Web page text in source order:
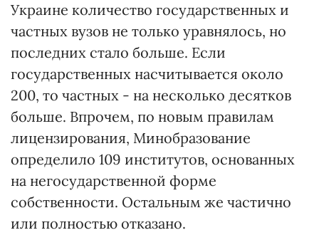
Украине количество государственных и
частных вузов не только уравнялось, но
последних стало больше. Если
государственных насчитывается около
200, то частных - на несколько десятков
больше. Впрочем, по новым правилам
лицензирования, Минобразование
определило 109 институтов, основанных
на негосударственной форме
собственности. Остальным же частично
или полностью отказано.